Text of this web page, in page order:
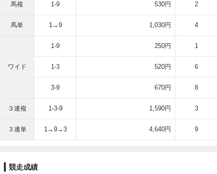
馬複 1-9 530円 2
馬単 1→9 1,030円 4
ワイド
1-9 250円 1
1-3 520円 6
3-9 670円 8
３連複 1-3-9 1,590円 3
３連単 1→9→3 4,640円 9
競走成績